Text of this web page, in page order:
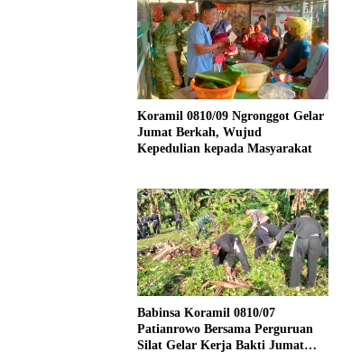
Koramil 0810/09 Ngronggot Gelar
Jumat Berkah, Wujud
Kepedulian kepada Masyarakat
Babinsa Koramil 0810/07
Patianrowo Bersama Perguruan
Silat Gelar Kerja Bakti Jumat